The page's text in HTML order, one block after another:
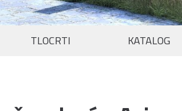
TLOCRTI KATALOG